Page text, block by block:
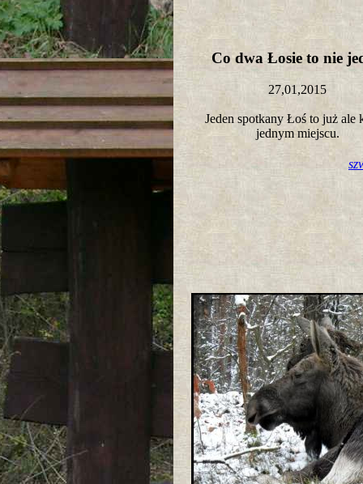
Co dwa Łosie to nie
27,01,2015
Jeden spotkany Łoś to już ale
jednym miejscu.